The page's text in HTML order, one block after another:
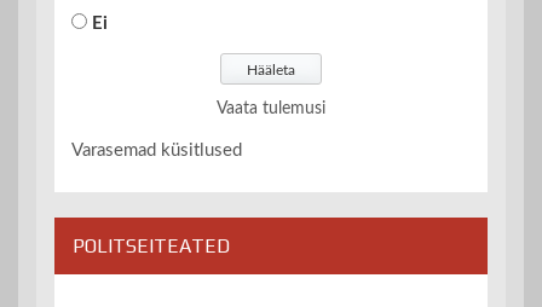
Ei
Vaata tulemusi
Varasemad küsitlused
POLITSEITEATED